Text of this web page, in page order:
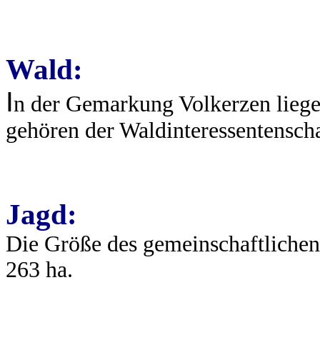
Wald:
In der Gemarkung Volkerzen
gehören der
Jagd:
Die Größe des
263 ha.